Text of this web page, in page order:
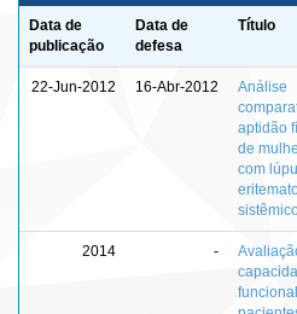
Data de
publicação
Data de
defesa
Título
22-Jun-2012 16-Abr-2012
Análise
aptidão
de
com
2014 -